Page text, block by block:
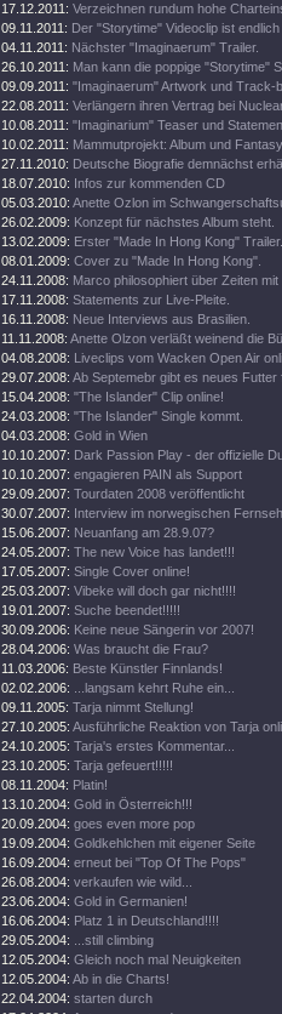
17.12.2011: Verzeichnen rundum hohe
09.11.2011: Der "Storytime" Videoclip ist endlich
04.11.2011: Nächster "Imaginaerum" Trailer.
26.10.2011: Man kann die poppige "Storytime"
09.09.2011: "Imaginaerum" Artwork und Track-
22.08.2011: Verlängern ihren Vertrag bei
10.08.2011: "Imaginarium" Teaser und
10.02.2011: Mammutprojekt: Album und
27.11.2010: Deutsche Biografie demnächst
18.07.2010: Infos zur kommenden CD
05.03.2010: Anette Ozlon im
26.02.2009: Konzept für nächstes Album steht.
13.02.2009: Erster "Made In Hong Kong" Trailer.
08.01.2009: Cover zu "Made In Hong Kong".
24.11.2008: Marco philosophiert über Zeiten mit
17.11.2008: Statements zur Live-Pleite.
16.11.2008: Neue Interviews aus Brasilien.
11.11.2008: Anette Olzon verläßt weinend die
04.08.2008: Liveclips vom Wacken Open Air
29.07.2008: Ab Septemebr gibt es neues Futter
15.04.2008: "The Islander" Clip online!
24.03.2008: "The Islander" Single kommt.
04.03.2008: Gold in Wien
10.10.2007: Dark Passion Play - der offizielle
10.10.2007: engagieren PAIN als Support
29.09.2007: Tourdaten 2008 veröffentlicht
30.07.2007: Interview im norwegischen
15.06.2007: Neuanfang am 28.9.07?
24.05.2007: The new Voice has landet!!!
17.05.2007: Single Cover online!
25.03.2007: Vibeke will doch gar nicht!!!!
19.01.2007: Suche beendet!!!!!
30.09.2006: Keine neue Sängerin vor 2007!
28.04.2006: Was braucht die Frau?
11.03.2006: Beste Künstler Finnlands!
02.02.2006:
...langsam kehrt Ruhe ein...
09.11.2005: Tarja nimmt Stellung!
27.10.2005: Ausführliche Reaktion von Tarja
24.10.2005: Tarja's erstes Kommentar...
23.10.2005: Tarja gefeuert!!!!!
08.11.2004: Platin!
13.10.2004: Gold in Österreich!!!
20.09.2004: goes even more pop
19.09.2004: Goldkehlchen mit eigener Seite
16.09.2004: erneut bei "Top Of The Pops"
26.08.2004: verkaufen wie wild...
23.06.2004: Gold in Germanien!
16.06.2004: Platz 1 in Deutschland!!!!
29.05.2004:
...still climbing
12.05.2004: Gleich noch mal Neuigkeiten
12.05.2004: Ab in die Charts!
22.04.2004: starten durch